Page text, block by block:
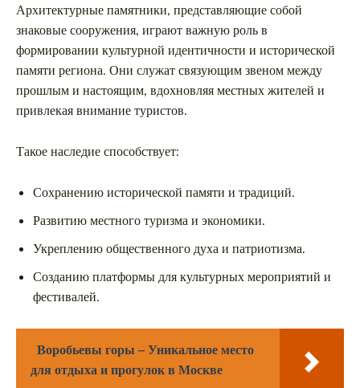
Архитектурные памятники, представляющие собой
знаковые сооружения, играют важную роль в
формировании культурной идентичности и исторической
памяти региона. Они служат связующим звеном между
прошлым и настоящим, вдохновляя местных жителей и
привлекая внимание туристов.
Такое наследие способствует:
Сохранению исторической памяти и традиций.
Развитию местного туризма и экономики.
Укреплению общественного духа и патриотизма.
Созданию платформы для культурных мероприятий и
фестивалей.
Воробьевы горы – Уникальное место
для отдыха и прогулок в Москве